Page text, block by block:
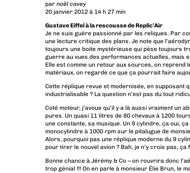
par noël cavey
20 janvier 2012 à 14 h 27 min
Gustave Eiffel à la rescousse de Replic’Air
Je ne suis guère passionné par les reliques. Par
une lecture critique des plans. Je note que
toujours une boite mystérieuse qui pèse toujours
guerre au vues des performances actuelles, mais
Elle est comme un retour aux sources, on reprend
matériaux, on regarde ce que ça pourrait faire
Cette réplique revue et modernisée, en supposant
industrialisable ? La question n’est pas du tout
Coté moteur, j’avoue qu’il y a là aussi vraiment un
pures. Un quasi 11 litres de 80 chevaux à 1200
une constante, sa musique. Un 9 cylindre, ça oui,
monocylindre à 1000 rpm sur le pitalugue de
Alors, pourquoi pas une réplique moderne du 9
pour tirer le nouvel avion ? Bah, je n’y crois pas,
Bonne chance à Jérémy & Co – on rouvrira donc
trop génial !!! On en parle à monsieur Élie Brun, le